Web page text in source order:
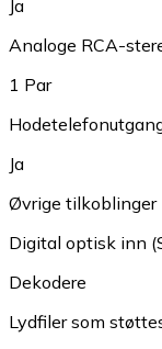
Ja
Analoge RCA-
1 Par
Ja
Øvrige tilkoblinger
Digital optisk inn
Dekodere
Lydfiler som